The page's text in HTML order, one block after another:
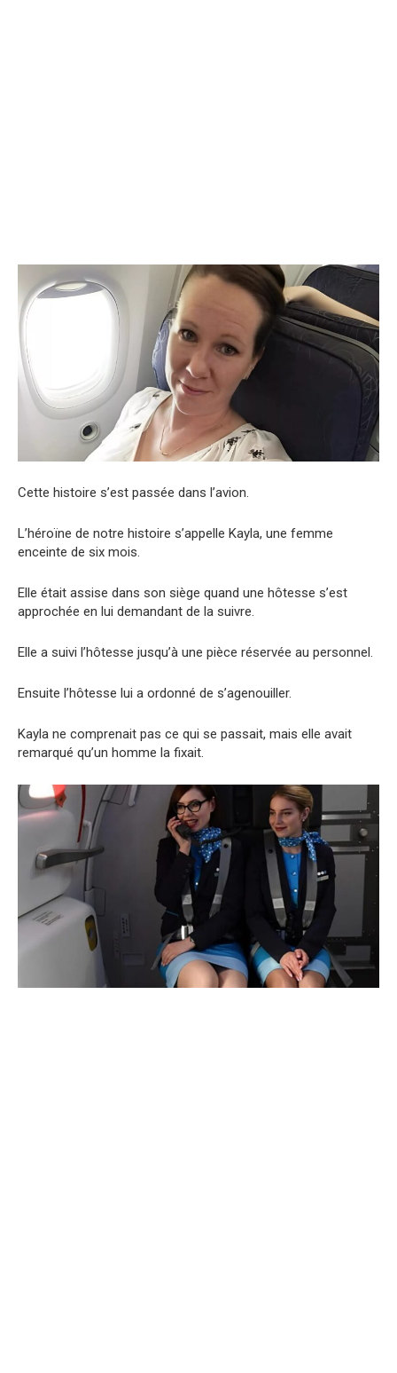
Cette histoire s’est passée dans l’avion.
L’héroïne de notre histoire s’appelle Kayla, une femme
enceinte de six mois.
Elle était assise dans son siège quand une hôtesse s’est
approchée en lui demandant de la suivre.
Elle a suivi l’hôtesse jusqu’à une pièce réservée au personnel.
Ensuite l’hôtesse lui a ordonné de s’agenouiller.
Kayla ne comprenait pas ce qui se passait, mais elle avait
remarqué qu’un homme la fixait.